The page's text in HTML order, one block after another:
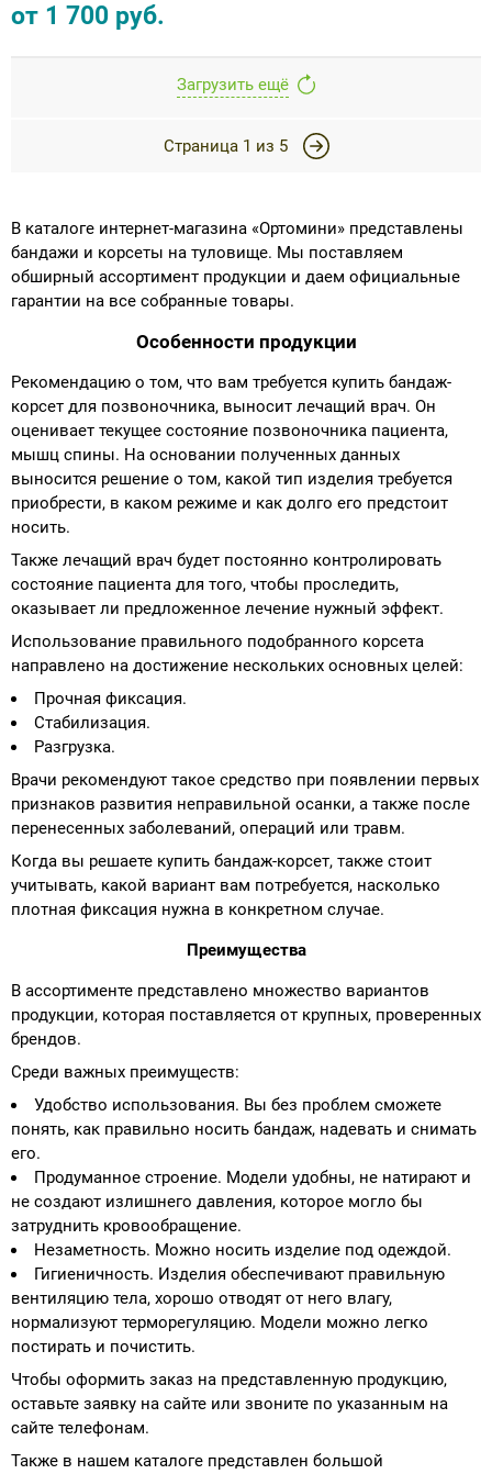
от 1 700 руб.
Загрузить ещё
Страница 1 из 5
В каталоге интернет-магазина «Ортомини» представлены
бандажи и корсеты на туловище. Мы поставляем
обширный ассортимент продукции и даем официальные
гарантии на все собранные товары.
Особенности продукции
Рекомендацию о том, что вам требуется купить бандаж-
корсет для позвоночника, выносит лечащий врач. Он
оценивает текущее состояние позвоночника пациента,
мышц спины. На основании полученных данных
выносится решение о том, какой тип изделия требуется
приобрести, в каком режиме и как долго его предстоит
носить.
Также лечащий врач будет постоянно контролировать
состояние пациента для того, чтобы проследить,
оказывает ли предложенное лечение нужный эффект.
Использование правильного подобранного корсета
направлено на достижение нескольких основных целей:
Прочная фиксация.
Стабилизация.
Разгрузка.
Врачи рекомендуют такое средство при появлении первых
признаков развития неправильной осанки, а также после
перенесенных заболеваний, операций или травм.
Когда вы решаете купить бандаж-корсет, также стоит
учитывать, какой вариант вам потребуется, насколько
плотная фиксация нужна в конкретном случае.
Преимущества
В ассортименте представлено множество вариантов
продукции, которая поставляется от крупных, проверенных
брендов.
Среди важных преимуществ:
Удобство использования. Вы без проблем сможете
понять, как правильно носить бандаж, надевать и снимать
его.
Продуманное строение. Модели удобны, не натирают и
не создают излишнего давления, которое могло бы
затруднить кровообращение.
Незаметность. Можно носить изделие под одеждой.
Гигиеничность. Изделия обеспечивают правильную
вентиляцию тела, хорошо отводят от него влагу,
нормализуют терморегуляцию. Модели можно легко
постирать и почистить.
Чтобы оформить заказ на представленную продукцию,
оставьте заявку на сайте или звоните по указанным на
сайте телефонам.
Также в нашем каталоге представлен большой